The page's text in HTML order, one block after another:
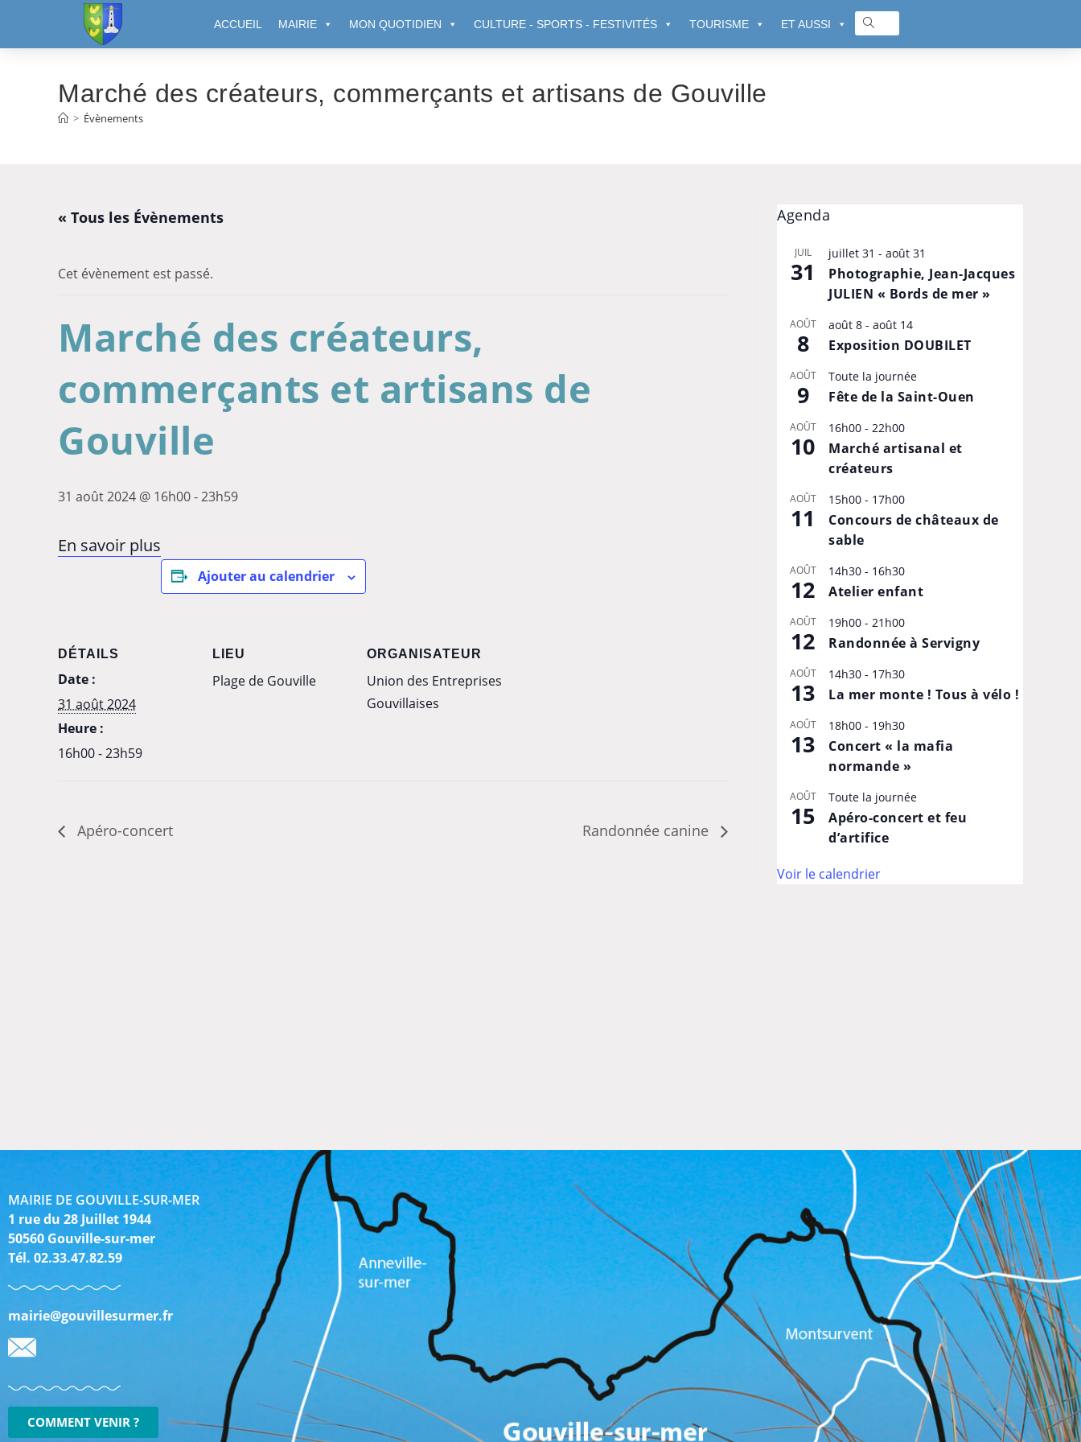
ACCUEIL MAIRIE MON QUOTIDIEN CULTURE - SPORTS - FESTIVITÉS TOURISME ET AUSSI
Marché des créateurs, commerçants et artisans de Gouville
> Évènements
« Tous les Évènements
Cet évènement est passé.
Marché des créateurs,
commerçants et artisans de
Gouville
31 août 2024 @ 16h00-23h59
En savoir plus
Ajouter au calendrier
DÉTAILS
Date :
31 août 2024
Heure :
16h00 - 23h59
LIEU
Plage de Gouville
ORGANISATEUR
Union des Entreprises
Gouvillaises
Apéro-concert Randonnée canine
Agenda
JUIL
31
juillet 31 - août 31
Photographie, Jean-Jacques
JULIEN « Bords de mer »
AOÛT
8
août 8 - août 14
Exposition DOUBILET
AOÛT
9
Toute la journée
Fête de la Saint-Ouen
AOÛT
10
16h00 - 22h00
Marché artisanal et
créateurs
AOÛT
11
15h00 - 17h00
Concours de châteaux de
sable
AOÛT
12
14h30 - 16h30
Atelier enfant
AOÛT
12
19h00 - 21h00
Randonnée à Servigny
AOÛT
13
14h30 - 17h30
La mer monte ! Tous à vélo !
AOÛT
13
18h00 - 19h30
Concert « la mafia
normande »
AOÛT
15
Toute la journée
Apéro-concert et feu
d’artifice
Voir le calendrier
MAIRIE DE GOUVILLE-SUR-MER
1 rue du 28 Juillet 1944
50560 Gouville-sur-mer
Tél. 02.33.47.82.59
mairie@gouvillesurmer.fr
COMMENT VENIR ?
Cookies management panel